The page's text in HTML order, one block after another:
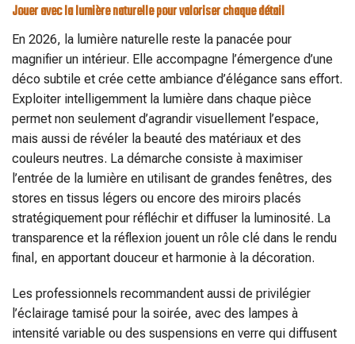
Jouer avec la lumière naturelle pour valoriser chaque détail
En 2026, la lumière naturelle reste la panacée pour
magnifier un intérieur. Elle accompagne l’émergence d’une
déco subtile et crée cette ambiance d’élégance sans effort.
Exploiter intelligemment la lumière dans chaque pièce
permet non seulement d’agrandir visuellement l’espace,
mais aussi de révéler la beauté des matériaux et des
couleurs neutres. La démarche consiste à maximiser
l’entrée de la lumière en utilisant de grandes fenêtres, des
stores en tissus légers ou encore des miroirs placés
stratégiquement pour réfléchir et diffuser la luminosité. La
transparence et la réflexion jouent un rôle clé dans le rendu
final, en apportant douceur et harmonie à la décoration.
Les professionnels recommandent aussi de privilégier
l’éclairage tamisé pour la soirée, avec des lampes à
intensité variable ou des suspensions en verre qui diffusent